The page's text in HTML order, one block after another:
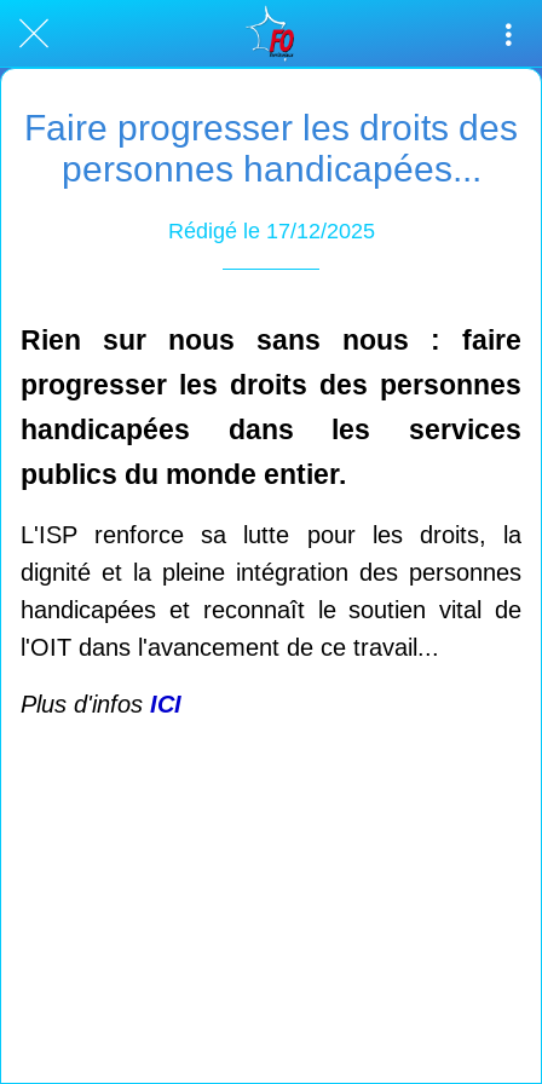
Faire progresser les droits des
personnes handicapées...
Rédigé le 17/12/2025
Rien sur nous sans nous : faire
progresser les droits des personnes
handicapées dans les services
publics du monde entier.
L'ISP renforce sa lutte pour les droits, la
dignité et la pleine intégration des personnes
handicapées et reconnaît le soutien vital de
l'OIT dans l'avancement de ce travail...
Plus d'infos ICI